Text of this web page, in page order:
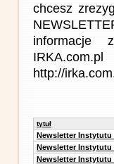
chcesz
informacje
http://
tytuł
Newsletter Instytutu
Newsletter Instytutu
Newsletter Instytutu